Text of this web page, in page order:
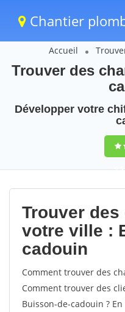
Chantier
Accueil
Trouver des
Développer votre
9,5
Trouver
votre ville :
cadouin
Comment trouver des
Comment trouver des
Buisson-de-cadouin ?